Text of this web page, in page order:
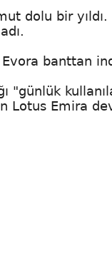
dolu bir
Evora banttan
"günlük
Lotus Emira